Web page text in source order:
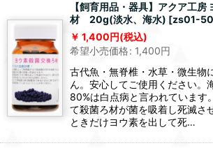
【飼育用品・器具】アクア工房
材 20g(淡水、海水) [zs01-
1,400円(税込)
希望小売価格: 1,400円
古代魚・無脊椎・水草・微生物
ん。安心してご使用ください。
80%は白点病と言われています
て殺菌ろ材が菌を吸着し死滅さ
ときだけヨウ素を出して死…